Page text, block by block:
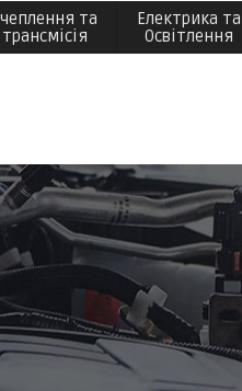
та
трансмісія
Електрика та
Освітлення